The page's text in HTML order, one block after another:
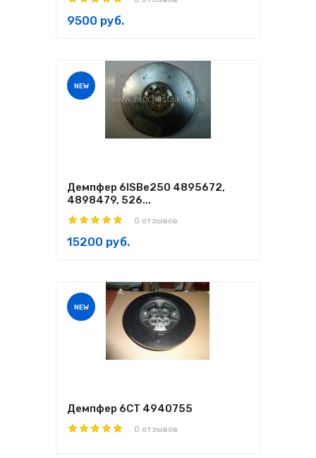
9500 руб.
NEW
Демпфер 6ISBe250 4895672,
4898479, 526...
0 отзывов
15200 руб.
NEW
Демпфер 6СТ 4940755
0 отзывов